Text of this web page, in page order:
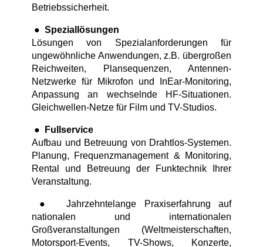
Betriebssicherheit.
● Speziallösungen
Lösungen von Spezialanforderungen für
ungewöhnliche Anwendungen, z.B. übergroßen
Reichweiten, Plansequenzen, Antennen-
Netzwerke für Mikrofon und InEar-Monitoring,
Anpassung an wechselnde HF-Situationen.
Gleichwellen-Netze für Film und TV-Studios.
●
Fullservice
Aufbau und Betreuung von Drahtlos-Systemen.
Planung, Frequenzmanagement & Monitoring,
Rental und Betreuung der Funktechnik Ihrer
Veranstaltung.
● Jahrzehntelange Praxiserfahrung auf
nationalen und internationalen
Großveranstaltungen (Weltmeisterschaften,
Motorsport-Events, TV-Shows, Konzerte,